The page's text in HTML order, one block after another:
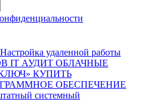
Настройка удаленной работы
IT АУДИТ ОБЛАЧНЫЕ
КУПИТЬ
ОБЕСПЕЧЕНИЕ
системный